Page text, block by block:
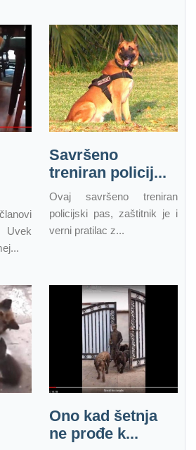
Savršeno
treniran policij...
Ovaj savršeno treniran
policijski pas, zaštitnik je i
verni pratilac z...
Ono kad šetnja
ne prođe k...